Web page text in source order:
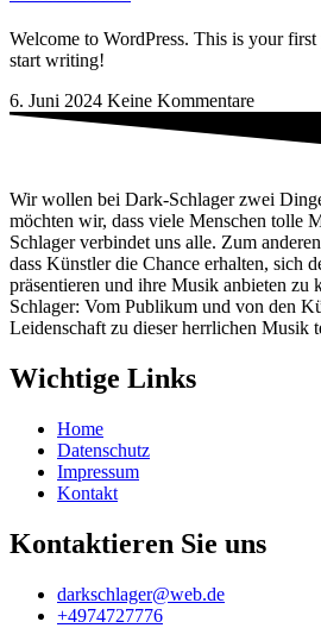
Welcome to WordPress. This is your
start writing!
6. Juni 2024 Keine Kommentare
Wir wollen bei Dark-Schlager zwei
möchten wir, dass viele Menschen tolle
Schlager verbindet uns alle. Zum
dass Künstler die Chance erhalten, sich
präsentieren und ihre Musik anbieten zu
Schlager: Vom Publikum und von den
Leidenschaft zu dieser herrlichen Musik
Wichtige Links
Home
Datenschutz
Impressum
Kontakt
Kontaktieren Sie uns
darkschlager@web.de
+4974727776